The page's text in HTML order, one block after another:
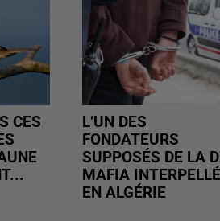
CES
L’UN DES
FONDATEURS
SUPPOSÉS DE LA
MAFIA INTERPELLÉ
EN ALGÉRIE